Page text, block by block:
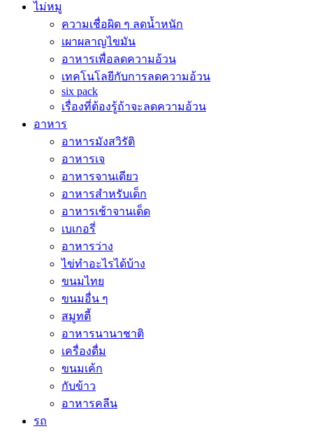
ไม่หมู
ความเชื่อผิด ๆ ลดน้ำหนัก
เผาผลาญไขมัน
อาหารเพื่อลดความอ้วน
เทคโนโลยีกับการลดความอ้วน
six pack
เรื่องที่ต้องรู้ถ้าจะลดความอ้วน
อาหาร
อาหารมังสวิรัติ
อาหารเจ
อาหารจานเดียว
อาหารสำหรับเด็ก
อาหารเช้าจานเด็ด
เบเกอรี่
อาหารว่าง
ไข่ทำอะไรได้บ้าง
ขนมไทย
ขนมอื่น ๆ
สมูทตี้
อาหารนานาชาติ
เครื่องดื่ม
ขนมเค้ก
กับข้าว
อาหารคลีน
รถ